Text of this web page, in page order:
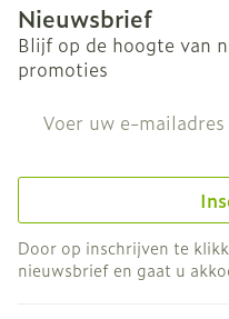
Nieuwsbrief
Blijf op de hoogte van
promoties
Door op inschrijven te
nieuwsbrief en gaat u